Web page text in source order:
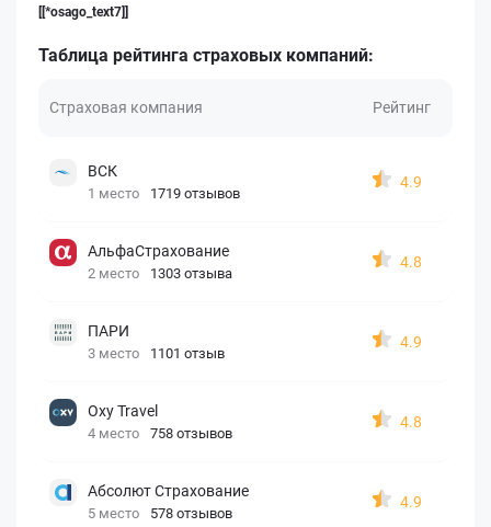
[[*osago_text7]]
Таблица рейтинга страховых компаний:
Страховая компания Рейтинг
ВСК
1 место 1719 отзывов
4.9
АльфаСтрахование
2 место 1303 отзыва
4.8
ПАРИ
3 место 1101 отзыв
4.9
Oxy Travel
4 место 758 отзывов
4.8
Абсолют Страхование
5 место 578 отзывов
4.9